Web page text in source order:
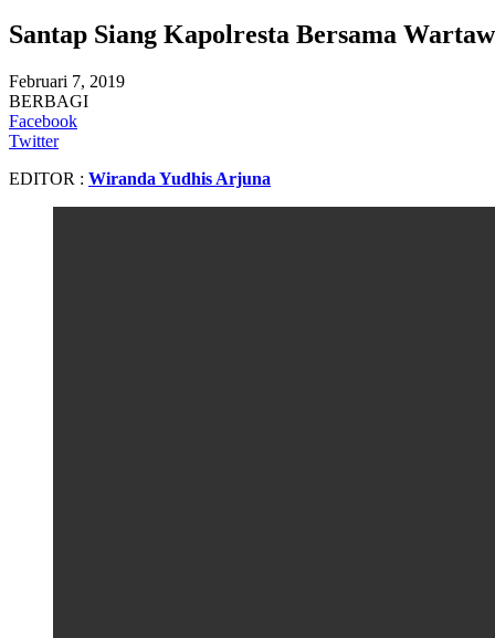
Santap Siang Kapolresta Bersama
Februari 7, 2019
BERBAGI
Facebook
Twitter
EDITOR : Wiranda Yudhis Arjuna